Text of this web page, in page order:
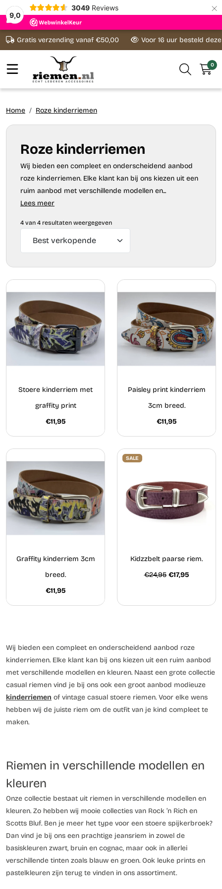
9,0
3049 Reviews ×
Ga naar content
Gratis verzending vanaf €50,00 Voor 16 uur besteld
0
Home Roze kinderriemen
Roze kinderriemen
Wij bieden een compleet en onderscheidend aanbod
roze kinderriemen. Elke klant kan bij ons kiezen uit een
ruim aanbod met verschillende modellen en...
Lees meer
4 van 4 resultaten weergegeven
Stoere kinderriem met
graffity print
€11,95
Paisley print kinderriem
3cm breed.
€11,95
Graffity kinderriem 3cm
breed.
€11,95
SALE
Kidzzbelt paarse riem.
€24,95 €17,95
Wij bieden een compleet en onderscheidend aanbod roze
kinderriemen. Elke klant kan bij ons kiezen uit een ruim aanbod
met verschillende modellen en kleuren. Naast een grote collectie
casual riemen vind je bij ons ook een groot aanbod modieuze
kinderriemen of vintage casual stoere riemen. Voor elke wens
hebben wij de juiste riem om de outfit van je kind compleet te
maken.
Riemen in verschillende modellen en
kleuren
Onze collectie bestaat uit riemen in verschillende modellen en
kleuren. Zo hebben wij mooie collecties van Rock ’n Rich en
Scotts Bluf. Ben je meer het type voor een stoere spijkerbroek?
Dan vind je bij ons een prachtige jeansriem in zowel de
basiskleuren zwart, bruin en cognac, maar ook in allerlei
verschillende tinten zoals blauw en groen. Ook leuke prints en
pastelkleuren zijn terug te vinden in ons assortiment.